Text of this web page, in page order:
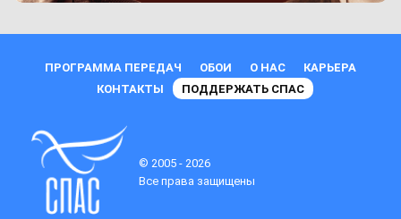
ПРОГРАММА ПЕРЕДАЧ ОБОИ О НАС
КАРЬЕРА
КОНТАКТЫ
ПОДДЕРЖАТЬ СПАС
© 2005 - 2026
Все права защищены